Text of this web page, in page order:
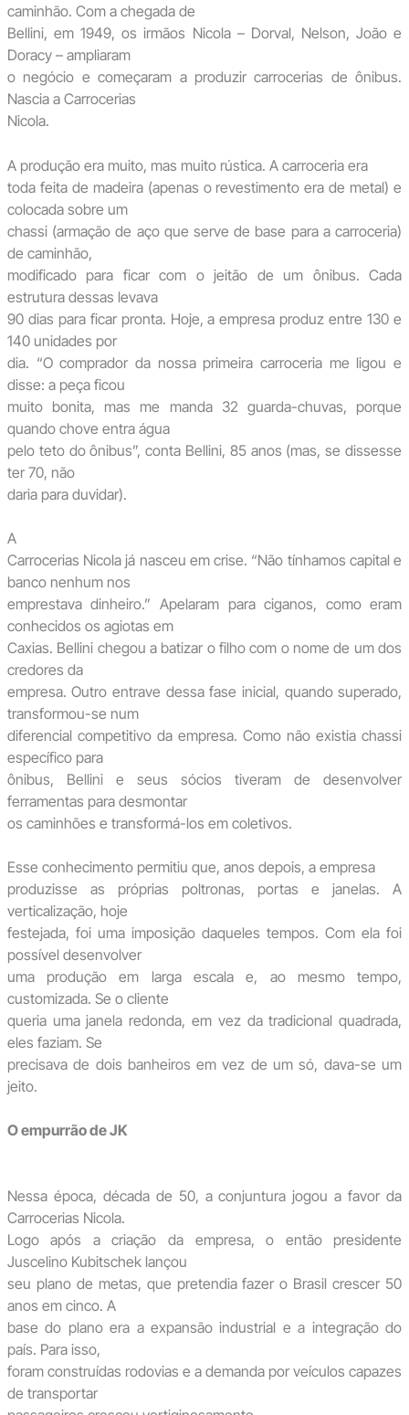
caminhão. Com a chegada de
Bellini, em 1949, os irmãos Nicola – Dorval, Nelson, João e
Doracy – ampliaram
o negócio e começaram a produzir carrocerias de ônibus.
Nascia a Carrocerias
Nicola.
A produção era muito, mas muito rústica. A carroceria era
toda feita de madeira (apenas o revestimento era de metal) e
colocada sobre um
chassi (armação de aço que serve de base para a carroceria)
de caminhão,
modificado para ficar com o jeitão de um ônibus. Cada
estrutura dessas levava
90 dias para ficar pronta. Hoje, a empresa produz entre 130 e
140 unidades por
dia. “O comprador da nossa primeira carroceria me ligou e
disse: a peça ficou
muito bonita, mas me manda 32 guarda-chuvas, porque
quando chove entra água
pelo teto do ônibus”, conta Bellini, 85 anos (mas, se dissesse
ter 70, não
daria para duvidar).
A
Carrocerias Nicola já nasceu em crise. “Não tínhamos capital e
banco nenhum nos
emprestava dinheiro.” Apelaram para ciganos, como eram
conhecidos os agiotas em
Caxias. Bellini chegou a batizar o filho com o nome de um dos
credores da
empresa. Outro entrave dessa fase inicial, quando superado,
transformou-se num
diferencial competitivo da empresa. Como não existia chassi
específico para
ônibus, Bellini e seus sócios tiveram de desenvolver
ferramentas para desmontar
os caminhões e transformá-los em coletivos.
Esse conhecimento permitiu que, anos depois, a empresa
produzisse as próprias poltronas, portas e janelas. A
verticalização, hoje
festejada, foi uma imposição daqueles tempos. Com ela foi
possível desenvolver
uma produção em larga escala e, ao mesmo tempo,
customizada. Se o cliente
queria uma janela redonda, em vez da tradicional quadrada,
eles faziam. Se
precisava de dois banheiros em vez de um só, dava-se um
jeito.
O empurrão de JK
Nessa época, década de 50, a conjuntura jogou a favor da
Carrocerias Nicola.
Logo após a criação da empresa, o então presidente
Juscelino Kubitschek lançou
seu plano de metas, que pretendia fazer o Brasil crescer 50
anos em cinco. A
base do plano era a expansão industrial e a integração do
país. Para isso,
foram construídas rodovias e a demanda por veículos capazes
de transportar